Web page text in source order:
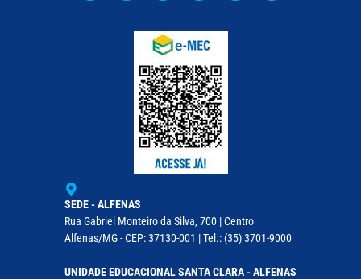
SEDE - ALFENAS
Rua Gabriel Monteiro da Silva, 700 | Centro
Alfenas/MG - CEP: 37130-001 | Tel.: (35) 3701-9000
UNIDADE EDUCACIONAL SANTA CLARA - ALFENAS